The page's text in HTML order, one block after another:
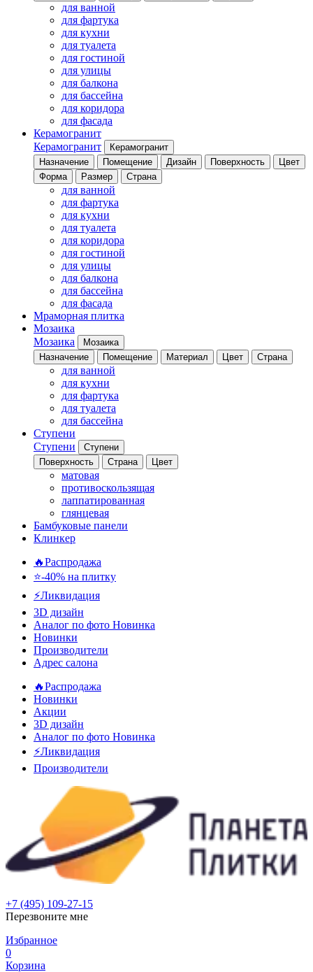
для ванной
для фартука
для кухни
для туалета
для гостиной
для улицы
для балкона
для бассейна
для коридора
для фасада
Керамогранит
Керамогранит
Керамогранит
Назначение
Помещение Дизайн Поверхность
Цвет
Форма
Размер Страна
для ванной
для фартука
для кухни
для туалета
для коридора
для гостиной
для улицы
для балкона
для бассейна
для фасада
Мраморная плитка
Мозаика
Мозаика
Мозаика
Назначение
Помещение Материал Цвет Страна
для ванной
для кухни
для фартука
для туалета
для бассейна
Ступени
Ступени
Ступени
Поверхность
Страна Цвет
матовая
противоскользящая
лаппатированная
глянцевая
Бамбуковые панели
Клинкер
🔥Распродажа
⭐-40% на плитку
⚡️Ликвидация
3D дизайн
Аналог по фото Новинка
Новинки
Производители
Адрес салона
🔥Распродажа
Новинки
Акции
3D дизайн
Аналог по фото Новинка
⚡Ликвидация
Производители
+7 (495) 109-27-15
Перезвоните мне
Избранное
0
Корзина